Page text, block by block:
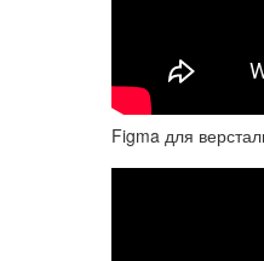
Figma для